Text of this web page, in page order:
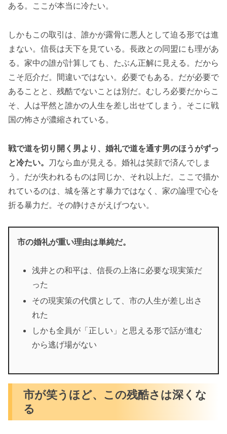
ある。ここが本当に冷たい。
しかもこの取引は、誰かが露骨に悪人として迫る形では進
まない。信長は天下を見ている。長政との同盟にも理があ
る。家中の誰が計算しても、たぶん正解に見える。だから
こそ厄介だ。間違いではない。必要でもある。だが必要で
あることと、残酷でないことは別だ。むしろ必要だからこ
そ、人は平然と誰かの人生を差し出せてしまう。そこに戦
国の怖さが濃縮されている。
戦で道を切り開く男より、婚礼で道を通す男のほうがずっ
と冷たい。 刀なら血が見える。婚礼は笑顔で済んでしま
う。だが失われるものは同じか、それ以上だ。ここで描か
れているのは、城を落とす暴力ではなく、家の論理で心を
折る暴力だ。その静けさがえげつない。
市の婚礼が重い理由は単純だ。
浅井との和平は、信長の上洛に必要な現実策だ
った
その現実策の代償として、市の人生が差し出さ
れた
しかも全員が「正しい」と思える形で話が進む
から逃げ場がない
市が笑うほど、この残酷さは深くな
る